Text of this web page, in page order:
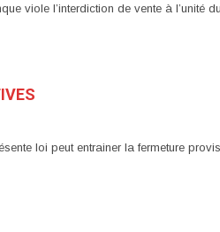
viole l’interdiction de vente à l’unité
loi peut entrainer la fermeture